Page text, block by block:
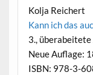
Kolja Reichert
Kann ich das
3.,
Neue Auflage:
ISBN: 978-3-